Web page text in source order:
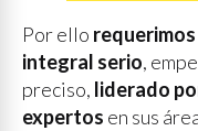
Por ello
integral serio,
preciso, liderado
expertos en sus